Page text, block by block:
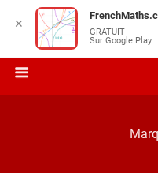
✕
GRATUIT
Sur Google Play